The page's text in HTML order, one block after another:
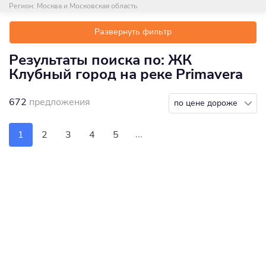
Регион: Москва и Московская область
Развернуть фильтр
Результаты поиска по: ЖК
Клубный город на реке Primavera
672 предложения по цене дороже
1 2 3 4 5 ...